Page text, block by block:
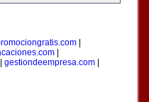
|
|
gestiondeempresa.com